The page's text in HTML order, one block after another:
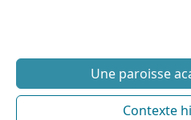
Une paroisse
Contexte